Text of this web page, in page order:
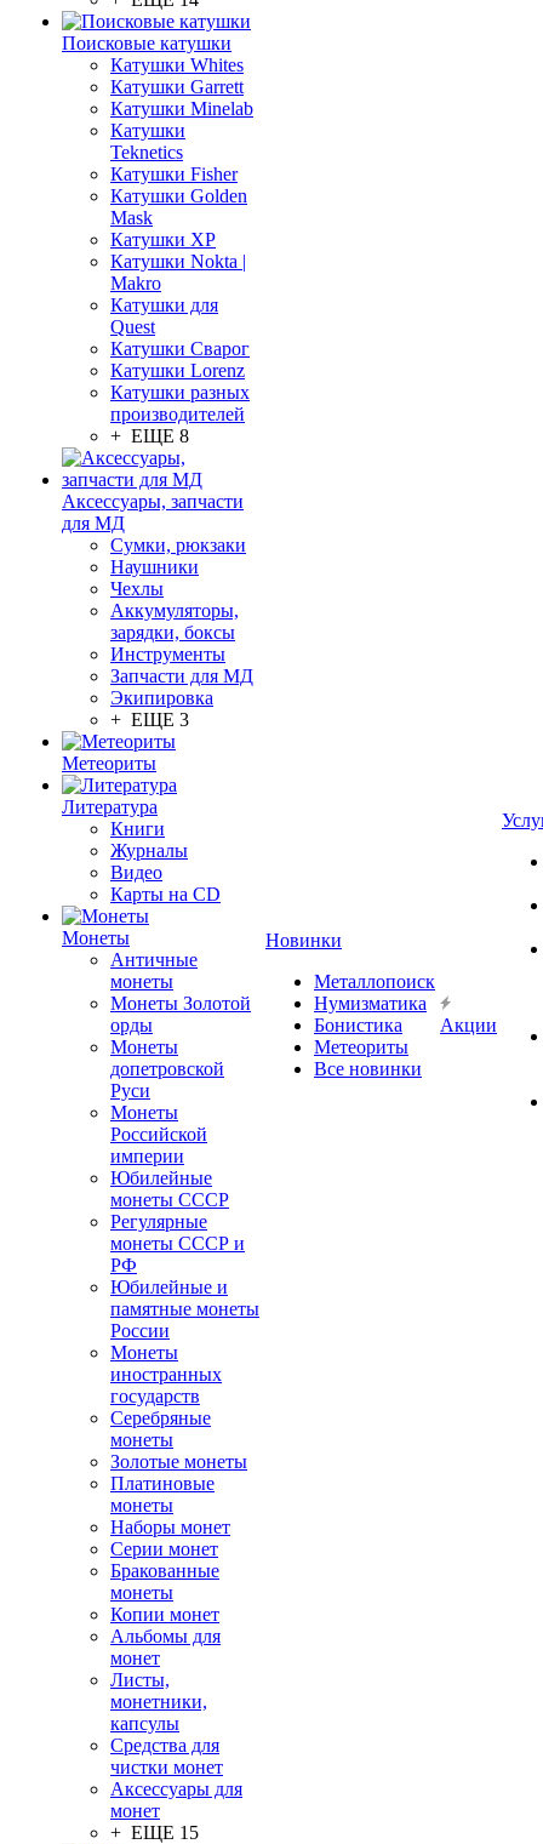
Поисковые катушки
Катушки Whites
Катушки Garrett
Катушки Minelab
Катушки
Teknetics
Катушки Fisher
Катушки Golden
Mask
Катушки XP
Катушки Nokta |
Makro
Катушки для
Quest
Катушки Сварог
Катушки Lorenz
Катушки разных
производителей
+ ЕЩЕ 8
Аксессуары, запчасти
для МД
Сумки, рюкзаки
Наушники
Чехлы
Аккумуляторы,
зарядки, боксы
Инструменты
Запчасти для МД
Экипировка
+ ЕЩЕ 3
Метеориты
Литература
Книги
Журналы
Видео
Карты на CD
Монеты
Античные
монеты
Монеты Золотой
орды
Монеты
допетровской
Руси
Монеты
Российской
империи
Юбилейные
монеты СССР
Регулярные
монеты СССР и
РФ
Юбилейные и
памятные монеты
России
Монеты
иностранных
государств
Серебряные
монеты
Золотые монеты
Платиновые
монеты
Наборы монет
Серии монет
Бракованные
монеты
Копии монет
Альбомы для
монет
Листы,
монетники,
капсулы
Средства для
чистки монет
Аксессуары для
монет
+ ЕЩЕ 15
Новинки
Металлопоиск
Нумизматика
Бонистика
Метеориты
Все новинки
Акции